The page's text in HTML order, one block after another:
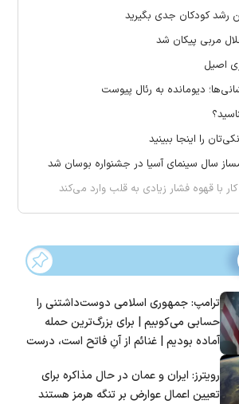
رشد کودکان جدی بگیرید
مربی پیکان شد
اصیل
دیومانده به رئال پیوست
را اینجا ببینید
سال سینمای آسیا در جشنواره بوسان شد
ترامپ: جمهوری اسلامی دوست‌داشتنی را
حسابی می‌کوبیم | برای بزرگ‌ترین حمله
آماده بودیم | غنائم از آنِ فاتح است، درست
رویترز: ایران و عمان در حال مذاکره برای
تعیین اعمال عوارض بر تنگه هرمز هستند